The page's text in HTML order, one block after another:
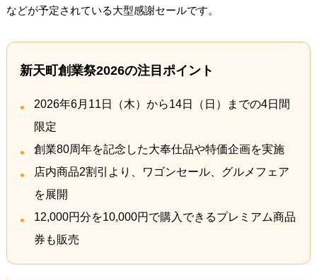
などが予定されている大型感謝セールです。
新天町創業祭2026の注目ポイント
2026年6月11日（木）から14日（日）までの4日間
限定
創業80周年を記念した大奉仕品や特価企画を実施
店内商品2割引より、ワゴンセール、グルメフェア
を展開
12,000円分を10,000円で購入できるプレミアム商品
券も販売